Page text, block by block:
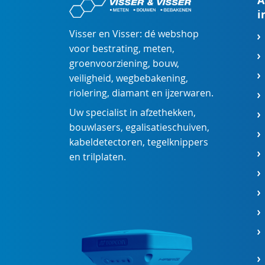
Visser en Visser: dé webshop
voor bestrating, meten,
groenvoorziening, bouw,
veiligheid, wegbebakening,
riolering, diamant en ijzerwaren.
Uw specialist in afzethekken,
bouwlasers, egalisatieschuiven,
kabeldetectoren, tegelknippers
en trilplaten.